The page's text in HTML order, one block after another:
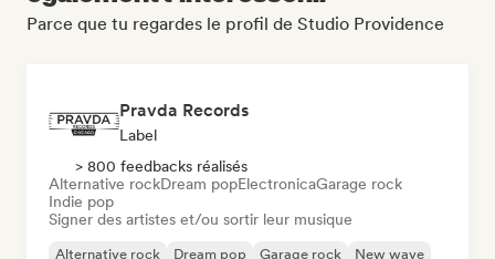
Parce que tu regardes le profil de Studio Providence
Pravda Records
Label
> 800 feedbacks réalisés
Alternative rockDream popElectronicaGarage rock
Indie pop
Signer des artistes et/ou sortir leur musique
Alternative rock Dream pop Garage rock
New wave